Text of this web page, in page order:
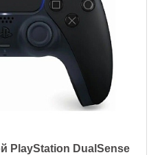
PlayStation DualSense